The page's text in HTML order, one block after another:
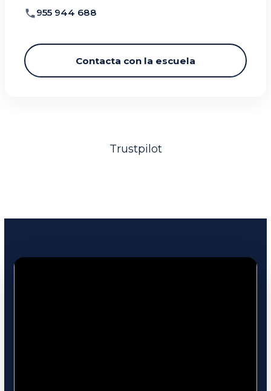
955 944 688
Contacta con la escuela
Trustpilot